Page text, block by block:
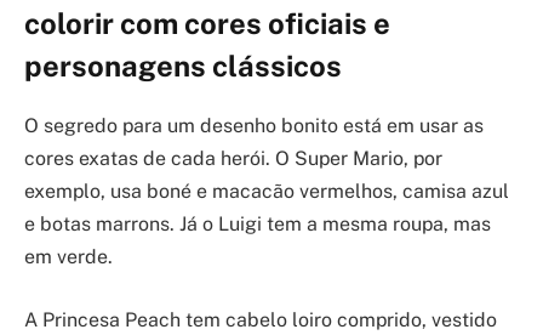
colorir com cores oficiais e
personagens clássicos
O segredo para um desenho bonito está em usar as
cores exatas de cada herói. O Super Mario, por
exemplo, usa boné e macacão vermelhos, camisa azul
e botas marrons. Já o Luigi tem a mesma roupa, mas
em verde.
A Princesa Peach tem cabelo loiro comprido, vestido